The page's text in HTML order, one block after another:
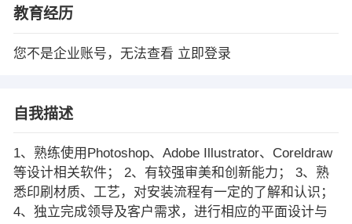
教育经历
您不是企业账号，无法查看 立即登录
自我描述
1、熟练使用Photoshop、Adobe Illustrator、Coreldraw
等设计相关软件； 2、有较强审美和创新能力； 3、熟
悉印刷材质、工艺，对安装流程有一定的了解和认识；
4、独立完成领导及客户需求，进行相应的平面设计与